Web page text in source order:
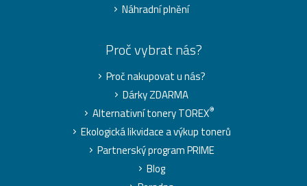
Náhradní plnění
Proč vybrat nás?
Proč nakupovat u nás?
Dárky ZDARMA
Alternativní tonery TOREX®
Ekologická likvidace a výkup tonerů
Partnerský program PRIME
Blog